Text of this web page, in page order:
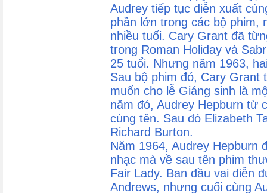
Audrey tiếp tục diễn xuất
phần lớn trong các bộ phim,
nhiều tuổi. Cary Grant đã
trong Roman Holiday và
25 tuổi. Nhưng năm 1963,
Sau bộ phim đó, Cary
muốn cho lễ Giáng sinh là
năm đó, Audrey Hepburn từ
cùng tên. Sau đó Elizabeth
Richard Burton.
Năm 1964, Audrey Hepburn
nhạc mà về sau tên phim
Fair Lady. Ban đầu vai diễn
Andrews, nhưng cuối cùng